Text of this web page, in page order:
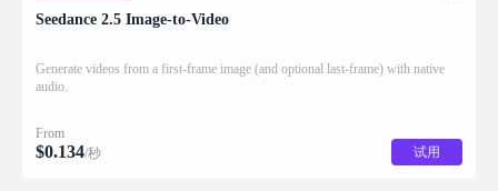
Seedance 2.5 Image-to-Video
Generate videos from a first-frame image (and optional last-frame) with native
audio.
From
$0.134/秒 试用